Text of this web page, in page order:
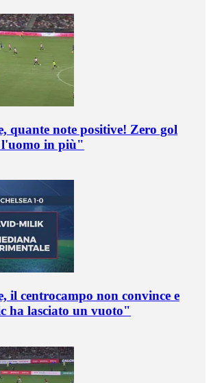
quante note positive! Zero gol
l'uomo in più"
il centrocampo non convince e
ha lasciato un vuoto"